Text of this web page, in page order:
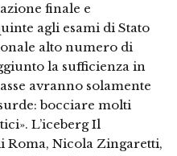
finale e
agli esami di Stato
alto numero di
la sufficienza in
avranno solamente
bocciare molti
L’iceberg Il
Roma, Nicola Zingaretti,